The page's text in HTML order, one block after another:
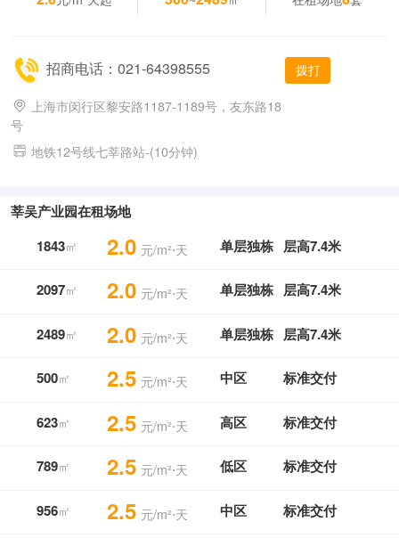
招商电话：021-64398555 拨打
上海市闵行区黎安路1187-1189号，友东路18
号
地铁12号线七莘路站-(10分钟)
莘吴产业园在租场地
1843㎡ 2.0 元/m²⋅天 单层独栋 层高7.4米
2097㎡ 2.0 元/m²⋅天 单层独栋 层高7.4米
2489㎡ 2.0 元/m²⋅天 单层独栋 层高7.4米
500㎡ 2.5 元/m²⋅天 中区 标准交付
623㎡ 2.5 元/m²⋅天 高区 标准交付
789㎡ 2.5 元/m²⋅天 低区 标准交付
956㎡ 2.5 元/m²⋅天 中区 标准交付